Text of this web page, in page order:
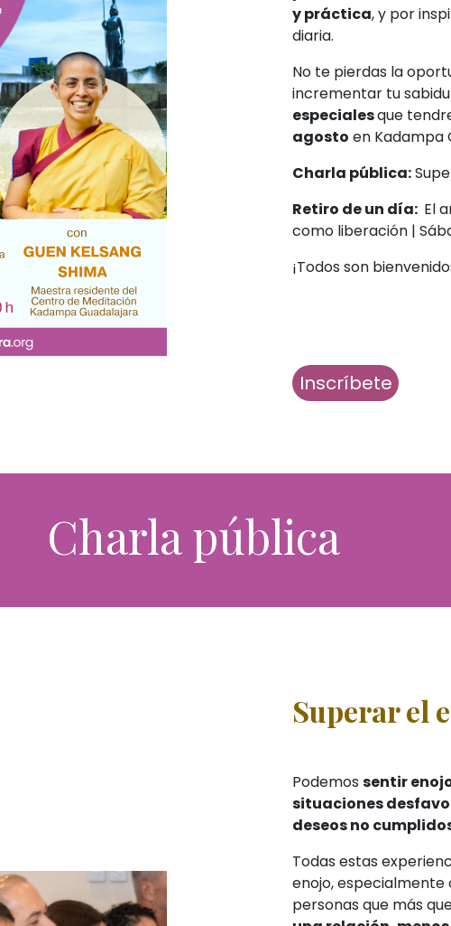
y práctica, y por
diaria.
No te pierdas la
incrementar tu
especialesque
agosto en Kadampa
Charla pública:
Retiro de un día: El
como liberación |
¡Todos son
Inscríbete​​​​
​Charla pública
Superar el
Podemos sentir
situaciones
deseos no
Todas estas
enojo, especialmente
personas que más